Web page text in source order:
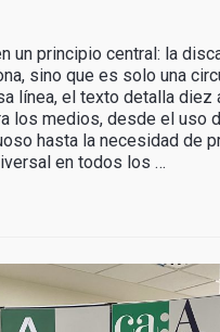
un principio central: la
sino que es solo una
línea, el texto detalla diez
los medios, desde el uso
hasta la necesidad de
en todos los …